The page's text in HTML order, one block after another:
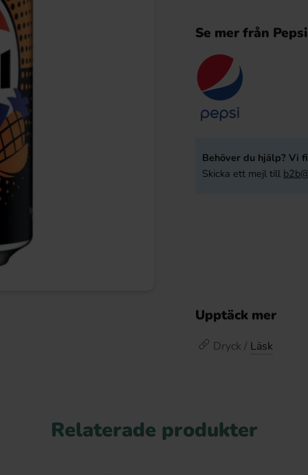
Ananas 33cl x 24st
kr 162 kr
Se mer från Pepsi
Behöver du hjälp? Vi
Skicka ett mejl till
Upptäck mer
Dryck / Läsk
Relaterade produkter